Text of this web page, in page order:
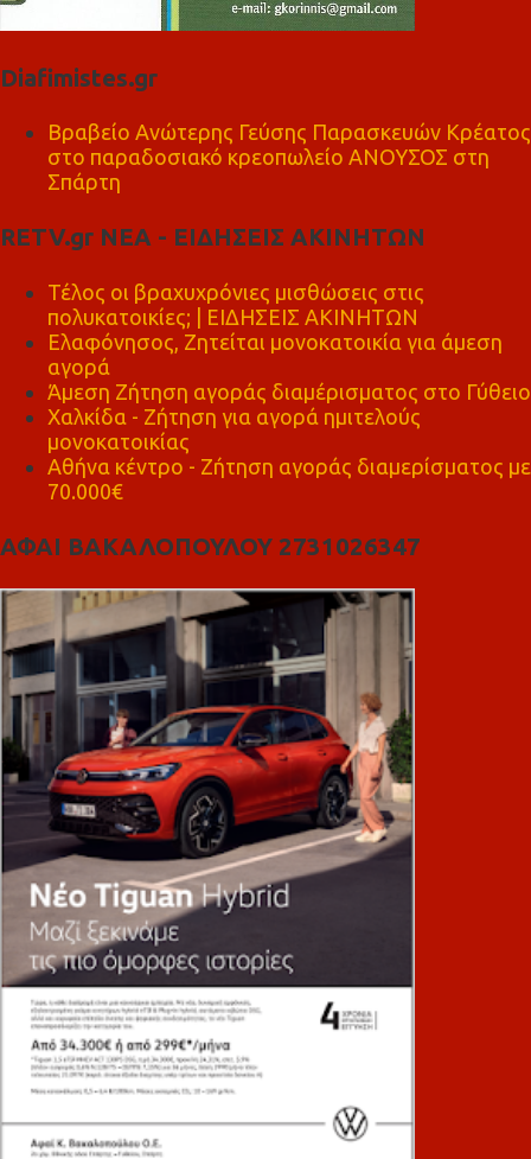
Diafimistes.gr
Βραβείο Ανώτερης Γεύσης Παρασκευών Κρέατος
στο παραδοσιακό κρεοπωλείο ΑΝΟΥΣΟΣ στη
Σπάρτη
RETV.gr ΝΕΑ - ΕΙΔΗΣΕΙΣ ΑΚΙΝΗΤΩΝ
Τέλος οι βραχυχρόνιες μισθώσεις στις
πολυκατοικίες; | ΕΙΔΗΣΕΙΣ ΑΚΙΝΗΤΩΝ
Ελαφόνησος, Ζητείται μονοκατοικία για άμεση
αγορά
Άμεση Ζήτηση αγοράς διαμέρισματος στο Γύθειο
Χαλκίδα - Ζήτηση για αγορά ημιτελούς
μονοκατοικίας
Αθήνα κέντρο - Ζήτηση αγοράς διαμερίσματος με
70.000€
ΑΦΑΙ ΒΑΚΑΛΟΠΟΥΛΟΥ 2731026347